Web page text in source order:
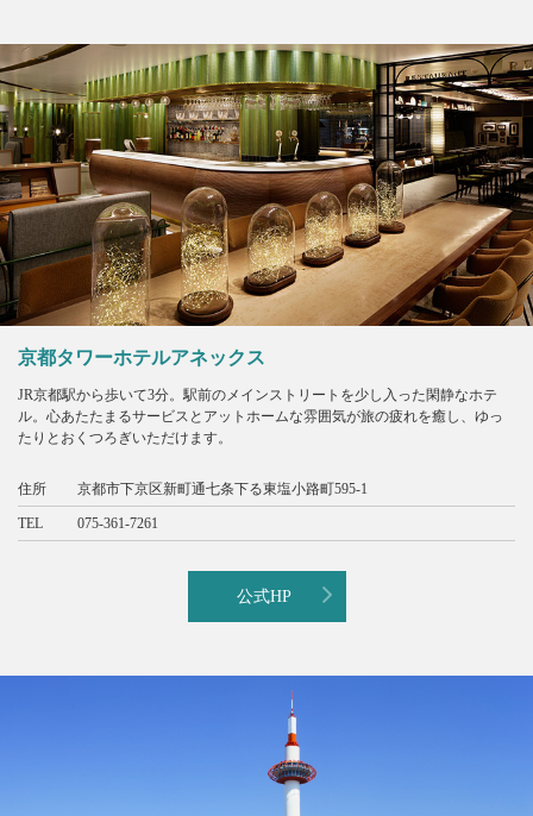
京都タワーホテルアネックス
JR京都駅から歩いて3分。駅前のメインストリートを少し入った閑静なホテ
ル。心あたたまるサービスとアットホームな雰囲気が旅の疲れを癒し、ゆっ
たりとおくつろぎいただけます。
住所 京都市下京区新町通七条下る東塩小路町595-1
TEL 075-361-7261
公式HP